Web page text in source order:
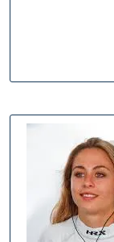
in